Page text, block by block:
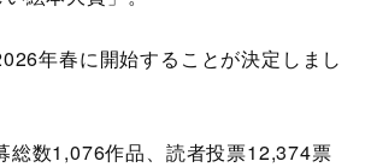
年春に開始することが決定しまし
総数1,076作品、読者投票12,374票